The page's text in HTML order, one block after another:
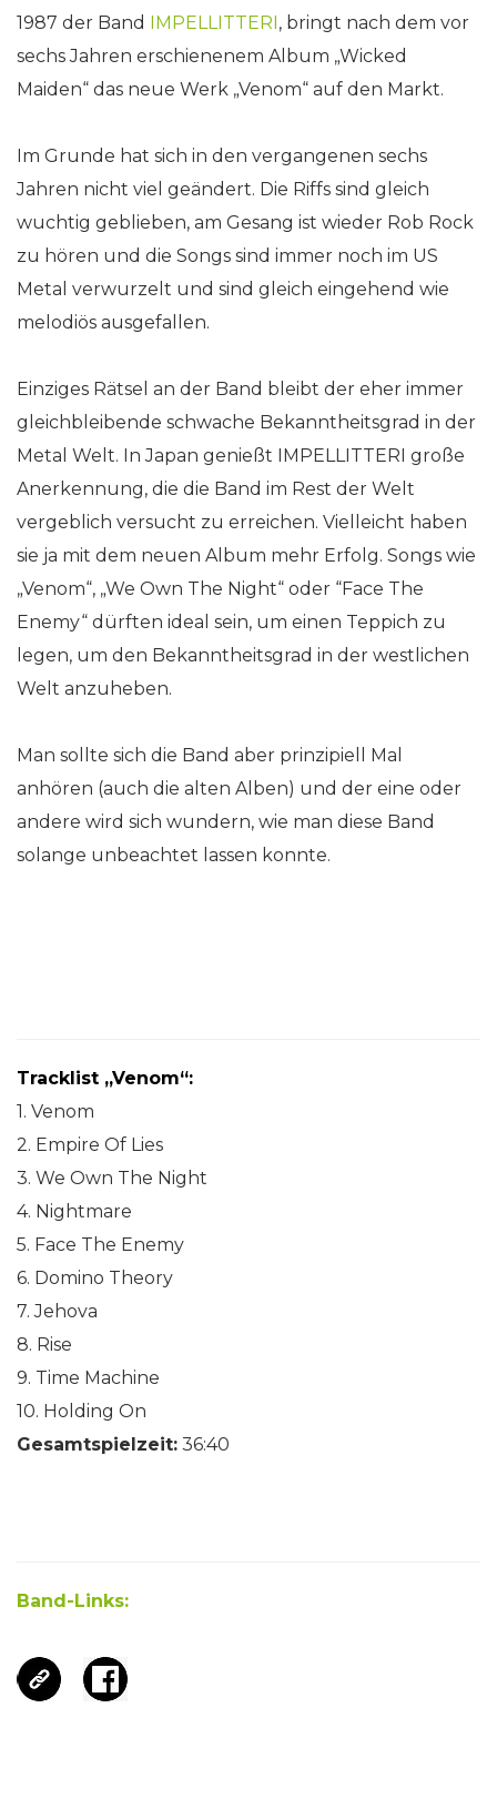
1987 der Band IMPELLITTERI, bringt nach dem vor
sechs Jahren erschienenem Album „Wicked
Maiden“ das neue Werk „Venom“ auf den Markt.
Im Grunde hat sich in den vergangenen sechs
Jahren nicht viel geändert. Die Riffs sind gleich
wuchtig geblieben, am Gesang ist wieder Rob Rock
zu hören und die Songs sind immer noch im US
Metal verwurzelt und sind gleich eingehend wie
melodiös ausgefallen.
Einziges Rätsel an der Band bleibt der eher immer
gleichbleibende schwache Bekanntheitsgrad in der
Metal Welt. In Japan genießt IMPELLITTERI große
Anerkennung, die die Band im Rest der Welt
vergeblich versucht zu erreichen. Vielleicht haben
sie ja mit dem neuen Album mehr Erfolg. Songs wie
„Venom“, „We Own The Night“ oder “Face The
Enemy“ dürften ideal sein, um einen Teppich zu
legen, um den Bekanntheitsgrad in der westlichen
Welt anzuheben.
Man sollte sich die Band aber prinzipiell Mal
anhören (auch die alten Alben) und der eine oder
andere wird sich wundern, wie man diese Band
solange unbeachtet lassen konnte.
Tracklist „Venom“:
1. Venom
2. Empire Of Lies
3. We Own The Night
4. Nightmare
5. Face The Enemy
6. Domino Theory
7. Jehova
8. Rise
9. Time Machine
10. Holding On
Gesamtspielzeit: 36:40
Band-Links: